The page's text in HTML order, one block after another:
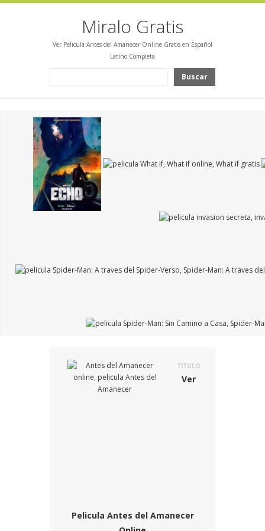
Miralo Gratis
Ver Pelicula Antes del Amanecer Online Gratis en Español
Latino Completa
Buscar
TITULO
Ver
Pelicula Antes del Amanecer